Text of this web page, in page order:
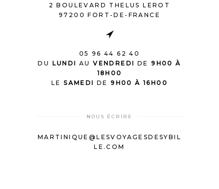
2 BOULEVARD THELUS LEROT
97200 FORT-DE-FRANCE
05 96 44 62 40
DU
LUNDI AUVENDREDI DE9H00 À
18H00
LE SAMEDI DE9H00 À 16H00
NOUS ÉCRIRE
MARTINIQUE@LESVOYAGESDESYBIL
LE.COM